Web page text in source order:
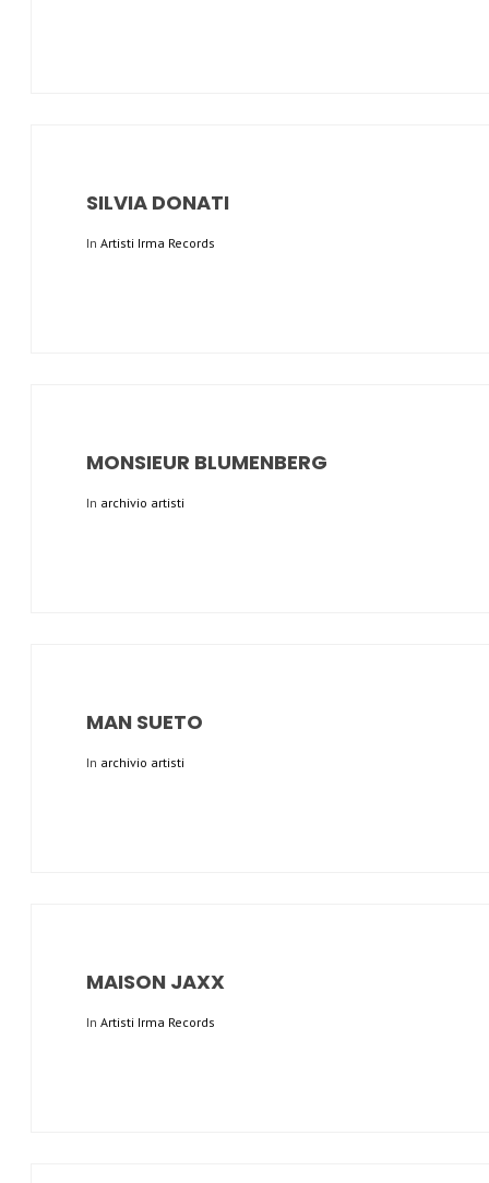
SILVIA DONATI
In Artisti Irma Records
MONSIEUR BLUMENBERG
In archivio artisti
MAN SUETO
In archivio artisti
MAISON JAXX
In Artisti Irma Records